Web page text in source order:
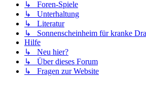
↳ Foren-Spiele
↳ Unterhaltung
↳ Literatur
↳ Sonnenscheinheim für kranke
Hilfe
↳ Neu hier?
↳ Über dieses Forum
↳ Fragen zur Website